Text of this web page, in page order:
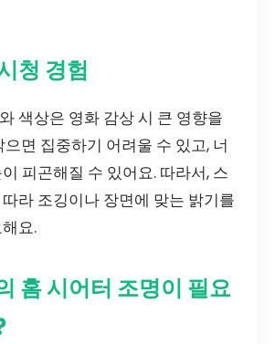
청 경험
색상은 영화 감상 시 큰 영향을
면 집중하기 어려울 수 있고, 너
피곤해질 수 있어요. 따라서, 스
라 조깅이나 장면에 맞는 밝기를
요.
홈 시어터 조명이 필요